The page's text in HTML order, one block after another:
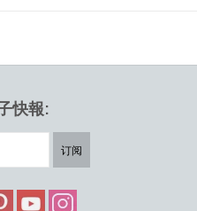
快報:
订阅